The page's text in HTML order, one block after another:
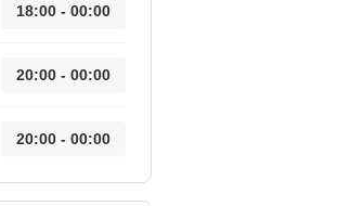
18:00 - 00:00
20:00 - 00:00
20:00 - 00:00